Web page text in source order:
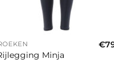
Minja
€